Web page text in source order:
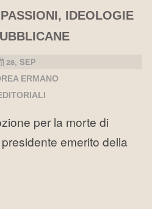
IDEOLOGIE
28, SEP
ERMANO
per la morte di
emerito della